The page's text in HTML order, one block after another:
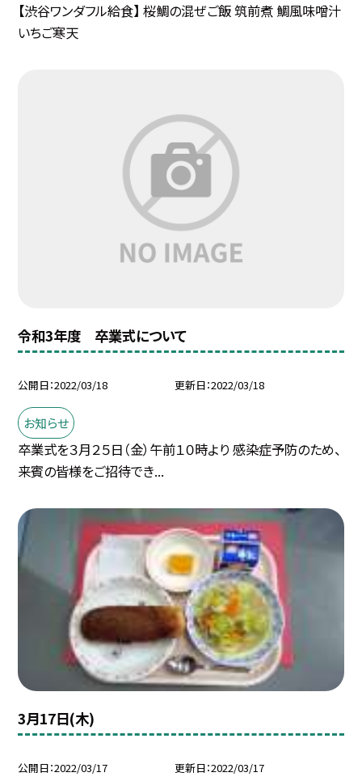
【渋谷ワンダフル給食】 桜鯛の混ぜご飯 筑前煮 鯛風味噌汁
いちご寒天
令和3年度 卒業式について
公開日 2022/03/18 更新日 2022/03/18
お知らせ
卒業式を３月２５日（金）午前１０時より 感染症予防のため、
来賓の皆様をご招待でき...
3月17日(木)
公開日 2022/03/17 更新日 2022/03/17